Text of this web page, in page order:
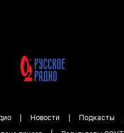
Новости Подкасты